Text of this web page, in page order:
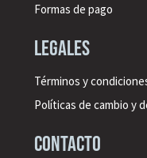
Formas de pago
legales
Términos y
Políticas de cambio y
CONTACTO